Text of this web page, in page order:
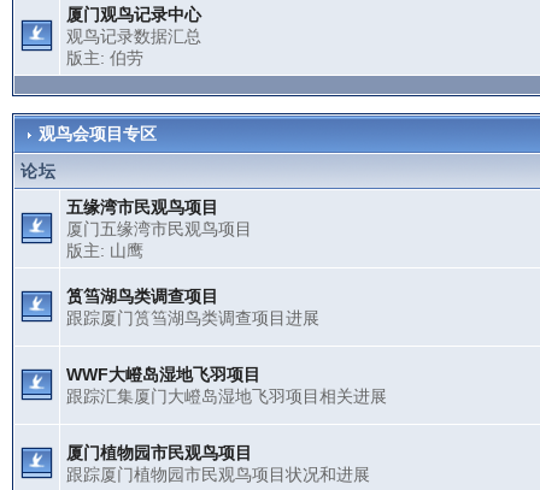
厦门观鸟记录中心
观鸟记录数据汇总
版主: 伯劳
观鸟会项目专区
论坛
五缘湾市民观鸟项目
厦门五缘湾市民观鸟项目
版主: 山鹰
筼筜湖鸟类调查项目
跟踪厦门筼筜湖鸟类调查项目进展
WWF大嶝岛湿地飞羽项目
跟踪汇集厦门大嶝岛湿地飞羽项目相关进展
厦门植物园市民观鸟项目
跟踪厦门植物园市民观鸟项目状况和进展